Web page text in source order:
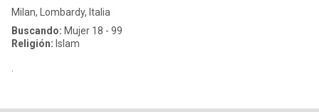
Milan, Lombardy, Italia
Buscando: Mujer 18 - 99
Religión: Islam